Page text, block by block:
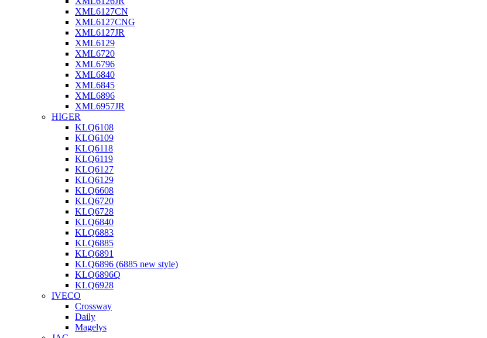
XML6127CN
XML6127CNG
XML6127JR
XML6129
XML6720
XML6796
XML6840
XML6845
XML6896
XML6957JR
HIGER
KLQ6108
KLQ6109
KLQ6118
KLQ6119
KLQ6127
KLQ6129
KLQ6608
KLQ6720
KLQ6728
KLQ6840
KLQ6883
KLQ6885
KLQ6891
KLQ6896 (6885 new style)
KLQ6896Q
KLQ6928
IVECO
Crossway
Daily
Magelys